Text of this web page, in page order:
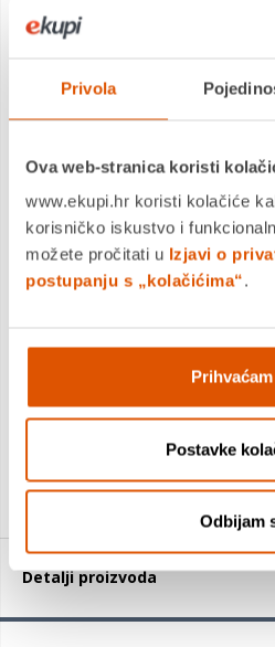
Privola
Ova web-stranica koristi
www.ekupi.hr koristi kolačiće
korisničko iskustvo i
možete pročitati u Izjavi o
postupanju s „kolačićima“.
Postavke
Odbijam
MOGLO BI VAS
BOSCH Potporni tanjur
11,90 €
+
Detalji proizvoda